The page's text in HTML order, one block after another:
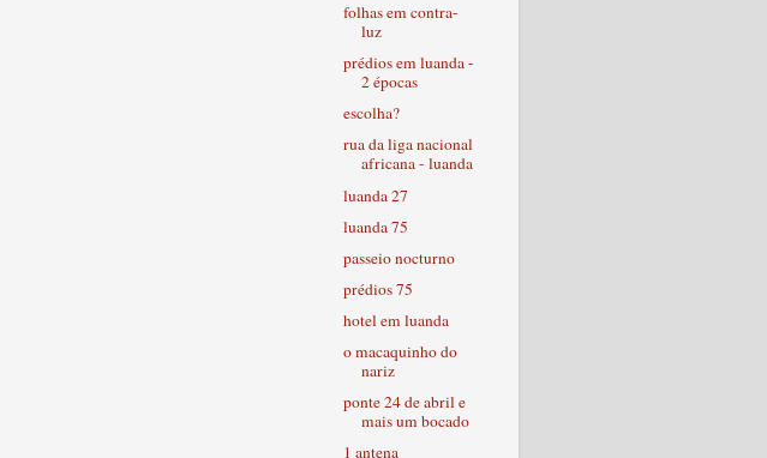
folhas em contra-
luz
prédios em luanda -
2 épocas
escolha?
rua da liga nacional
africana - luanda
luanda 27
luanda 75
passeio nocturno
prédios 75
hotel em luanda
o macaquinho do
nariz
ponte 24 de abril e
mais um bocado
1 antena